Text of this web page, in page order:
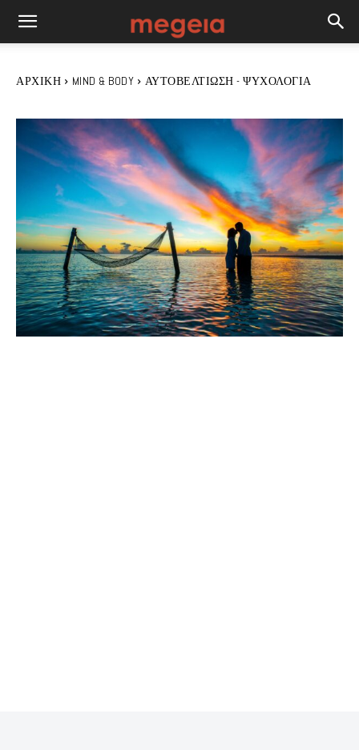
ΑΡΧΙΚΉ MIND & BODY ΑΥΤΟΒΕΛΤΊΩΣΗ - ΨΥΧΟΛΟΓΊΑ